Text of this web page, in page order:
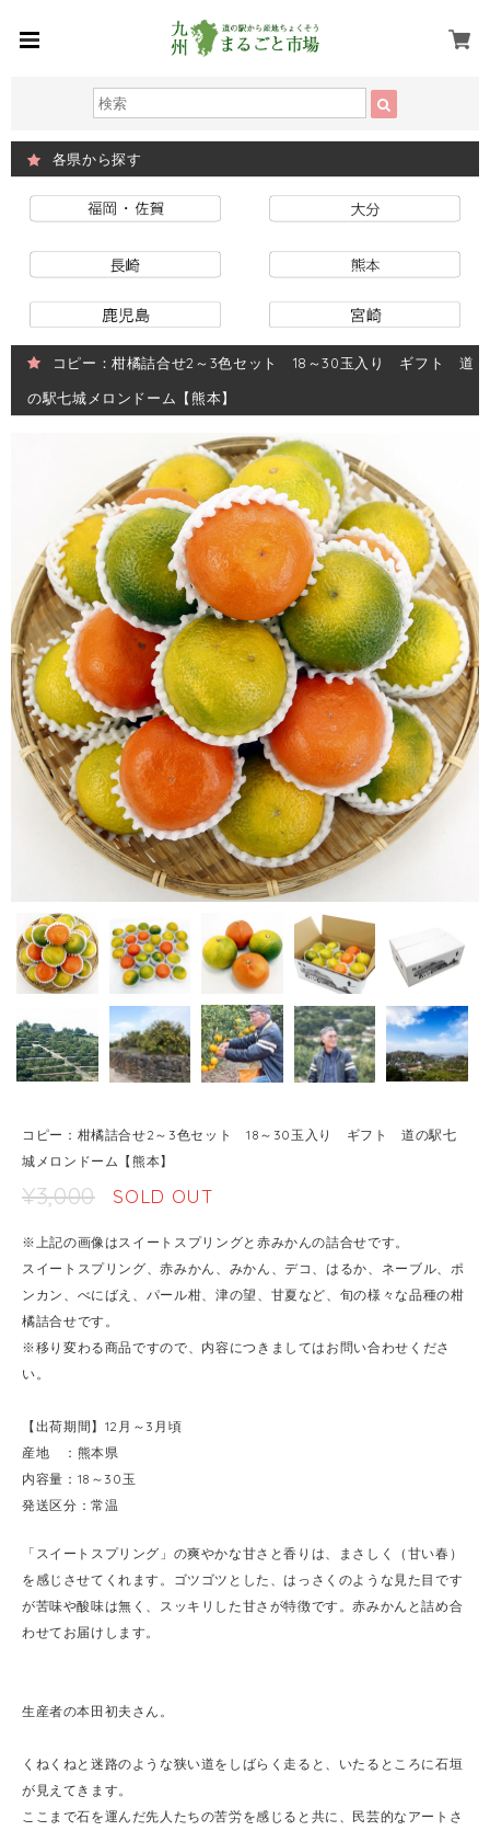
各県から探す
コピー：柑橘詰合せ2～3色セット 18～30玉入り ギフト 道
の駅七城メロンドーム【熊本】
コピー：柑橘詰合せ2～3色セット 18～30玉入り ギフト 道の駅七
城メロンドーム【熊本】
¥3,000 SOLD OUT
※上記の画像はスイートスプリングと赤みかんの詰合せです。
スイートスプリング、赤みかん、みかん、デコ、はるか、ネーブル、ポ
ンカン、べにばえ、パール柑、津の望、甘夏など、旬の様々な品種の柑
橘詰合せです。
※移り変わる商品ですので、内容につきましてはお問い合わせくださ
い。
【出荷期間】12月～3月頃
産地 ：熊本県
内容量：18～30玉
発送区分：常温
「スイートスプリング」の爽やかな甘さと香りは、まさしく（甘い春）
を感じさせてくれます。ゴツゴツとした、はっさくのような見た目です
が苦味や酸味は無く、スッキリした甘さが特徴です。赤みかんと詰め合
わせてお届けします。
生産者の本田初夫さん。
くねくねと迷路のような狭い道をしばらく走ると、いたるところに石垣
が見えてきます。
ここまで石を運んだ先人たちの苦労を感じると共に、民芸的なアートさ